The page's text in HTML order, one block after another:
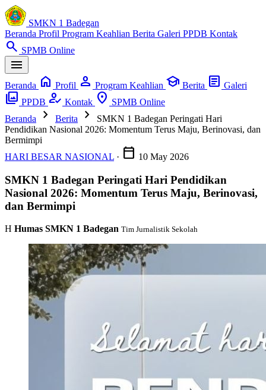
SMKN 1 Badegan
Beranda Profil Program Keahlian Berita Galeri PPDB Kontak
search SPMB Online
menu
Beranda home Profil person Program Keahlian school Berita article Galeri
photo_library PPDB how_to_reg Kontak location_on SPMB Online
Beranda
chevron_right Berita chevron_right
SMKN 1 Badegan Peringati Hari
Pendidikan Nasional 2026: Momentum Terus Maju, Berinovasi, dan
Bermimpi
HARI BESAR NASIONAL · calendar_today 10 May 2026
SMKN 1 Badegan Peringati Hari Pendidikan
Nasional 2026: Momentum Terus Maju, Berinovasi,
dan Bermimpi
H Humas SMKN 1 Badegan Tim Jurnalistik Sekolah